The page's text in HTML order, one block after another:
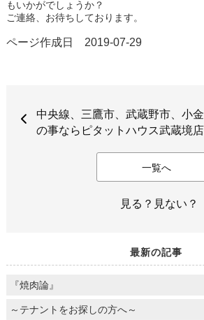
もいかがでしょうか？
ご連絡、お待ちしております。
ページ作成日 2019-07-29
中央線、三鷹市、武蔵野市、小
の事ならピタットハウス武蔵境店
一覧へ
見る？見ない？
最新の記事
『焼肉論』
～テナントをお探しの方へ～